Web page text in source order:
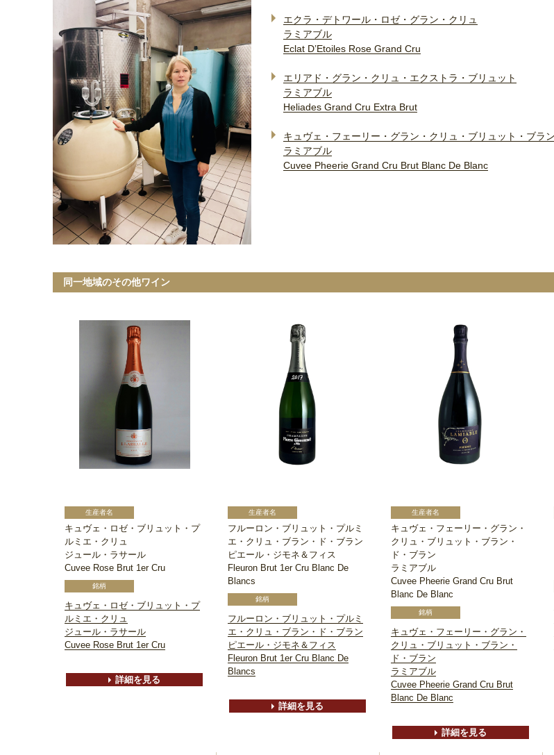
エクラ・デトワール・ロゼ・グラン・クリュ
ラミアブル
Eclat D’Etoiles Rose Grand Cru
エリアド・グラン・クリュ・エクストラ・ブリュット
ラミアブル
Heliades Grand Cru Extra Brut
キュヴェ・フェーリー・グラン・クリュ・ブリュット・ブラ
ラミアブル
Cuvee Pheerie Grand Cru Brut Blanc De Blanc
同一地域のその他ワイン
キュヴェ・ロゼ・ブリュット・プ
ルミエ・クリュ
ジュール・ラサール
Cuvee Rose Brut 1er Cru
キュヴェ・ロゼ・ブリュット・プ
ルミエ・クリュ
ジュール・ラサール
Cuvee Rose Brut 1er Cru
詳細を見る
フルーロン・ブリュット・プルミ
エ・クリュ・ブラン・ド・ブラン
ピエール・ジモネ＆フィス
Fleuron Brut 1er Cru Blanc De
Blancs
フルーロン・ブリュット・プルミ
エ・クリュ・ブラン・ド・ブラン
ピエール・ジモネ＆フィス
Fleuron Brut 1er Cru Blanc De
Blancs
詳細を見る
キュヴェ・フェーリー・グラン・
クリュ・ブリュット・ブラン・
ド・ブラン
ラミアブル
Cuvee Pheerie Grand Cru Brut
Blanc De Blanc
キュヴェ・フェーリー・グラン・
クリュ・ブリュット・ブラン・
ド・ブラン
ラミアブル
Cuvee Pheerie Grand Cru Brut
Blanc De Blanc
詳細を見る